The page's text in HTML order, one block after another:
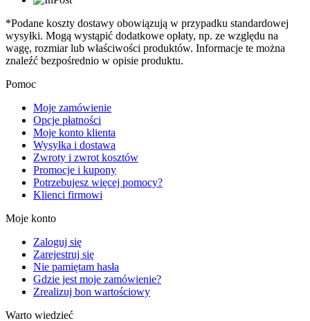
*Podane koszty dostawy obowiązują w przypadku standardowej
wysyłki. Mogą wystąpić dodatkowe opłaty, np. ze względu na
wagę, rozmiar lub właściwości produktów. Informacje te można
znaleźć bezpośrednio w opisie produktu.
Pomoc
Moje zamówienie
Opcje płatności
Moje konto klienta
Wysyłka i dostawa
Zwroty i zwrot kosztów
Promocje i kupony
Potrzebujesz więcej pomocy?
Klienci firmowi
Moje konto
Zaloguj się
Zarejestruj się
Nie pamiętam hasła
Gdzie jest moje zamówienie?
Zrealizuj bon wartościowy
Warto wiedzieć